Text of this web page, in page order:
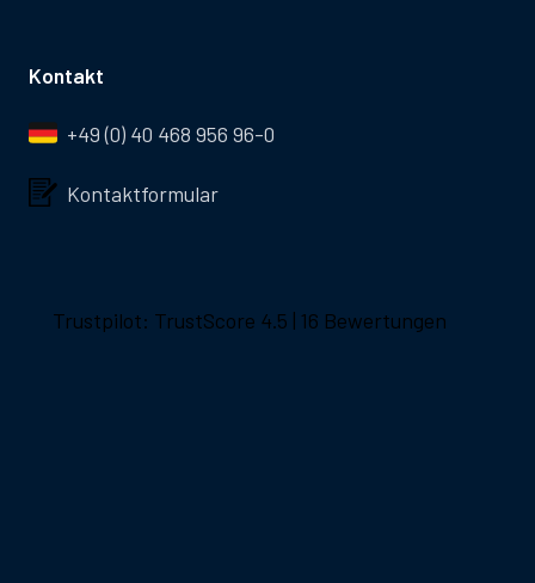
Kontakt
+49 (0) 40 468 956 96-0
Kontaktformular
Trustpilot: TrustScore 4.5 | 16 Bewertungen